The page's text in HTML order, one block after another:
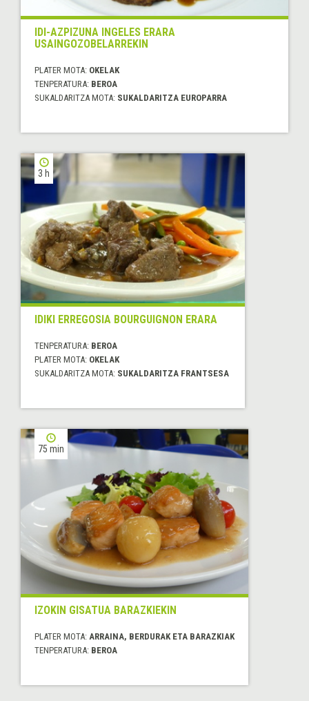
IDI-AZPIZUNA INGELES ERARA
USAINGOZOBELARREKIN
PLATER MOTA: OKELAK
TENPERATURA: BEROA
SUKALDARITZA MOTA: SUKALDARITZA EUROPARRA
3 h
IDIKI ERREGOSIA BOURGUIGNON ERARA
TENPERATURA: BEROA
PLATER MOTA: OKELAK
SUKALDARITZA MOTA: SUKALDARITZA FRANTSESA
75 min
IZOKIN GISATUA BARAZKIEKIN
PLATER MOTA: ARRAINA, BERDURAK ETA BARAZKIAK
TENPERATURA: BEROA